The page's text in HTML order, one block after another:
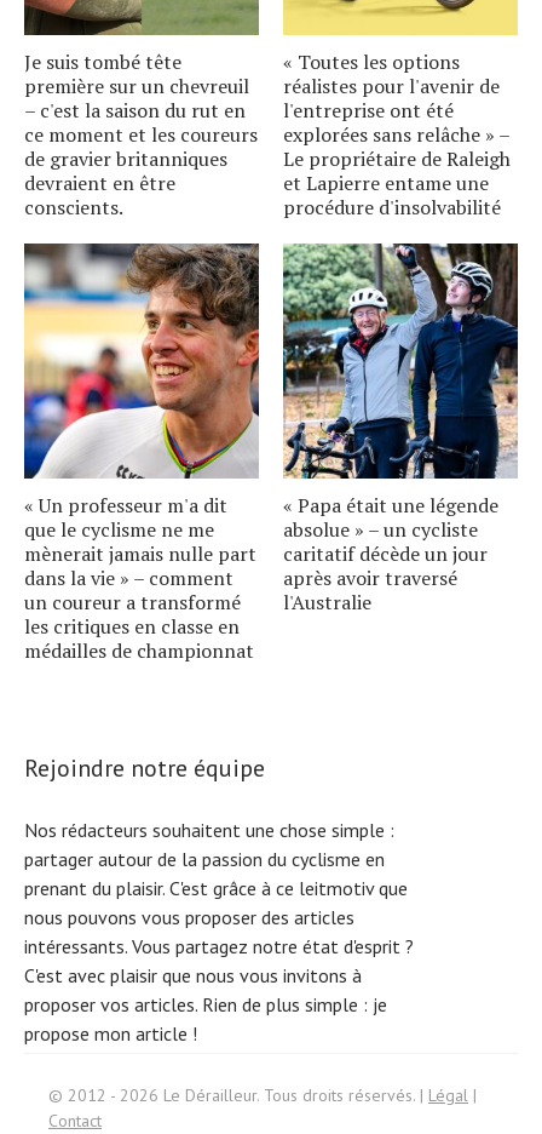
Je suis tombé tête
première sur un chevreuil
– c'est la saison du rut en
ce moment et les coureurs
de gravier britanniques
devraient en être
conscients.
« Toutes les options
réalistes pour l'avenir de
l'entreprise ont été
explorées sans relâche » –
Le propriétaire de Raleigh
et Lapierre entame une
procédure d'insolvabilité
« Un professeur m'a dit
que le cyclisme ne me
mènerait jamais nulle part
dans la vie » – comment
un coureur a transformé
les critiques en classe en
médailles de championnat
« Papa était une légende
absolue » – un cycliste
caritatif décède un jour
après avoir traversé
l'Australie
Rejoindre notre équipe
Nos rédacteurs souhaitent une chose simple :
partager autour de la passion du cyclisme en
prenant du plaisir. C'est grâce à ce leitmotiv que
nous pouvons vous proposer des articles
intéressants. Vous partagez notre état d'esprit ?
C'est avec plaisir que nous vous invitons à
proposer vos articles. Rien de plus simple : je
propose mon article !
© 2012 - 2026 Le Dérailleur. Tous droits réservés. | Légal |
Contact
Search
for: